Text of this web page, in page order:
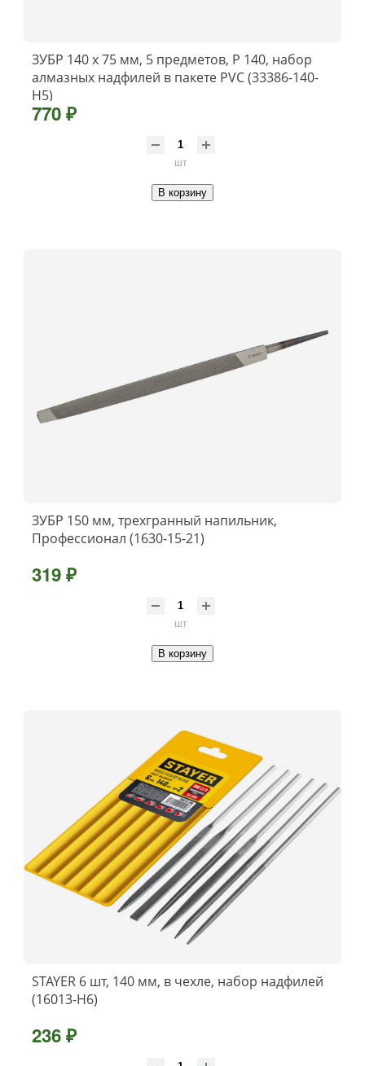
ЗУБР 140 х 75 мм, 5 предметов, P 140, набор
алмазных надфилей в пакете PVC (33386-140-
H5)
770 ₽
шт
В корзину
ЗУБР 150 мм, трехгранный напильник,
Профессионал (1630-15-21)
319 ₽
шт
В корзину
STAYER 6 шт, 140 мм, в чехле, набор надфилей
(16013-H6)
236 ₽